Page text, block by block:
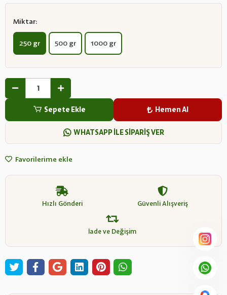
Miktar:
250 gr 500 gr 1000 gr
Sepete Ekle Hemen Al
WHATSAPP İLE SİPARİŞ VER
Favorilerime ekle
Hızlı Gönderi Güvenli Alışveriş
İade ve Değişim